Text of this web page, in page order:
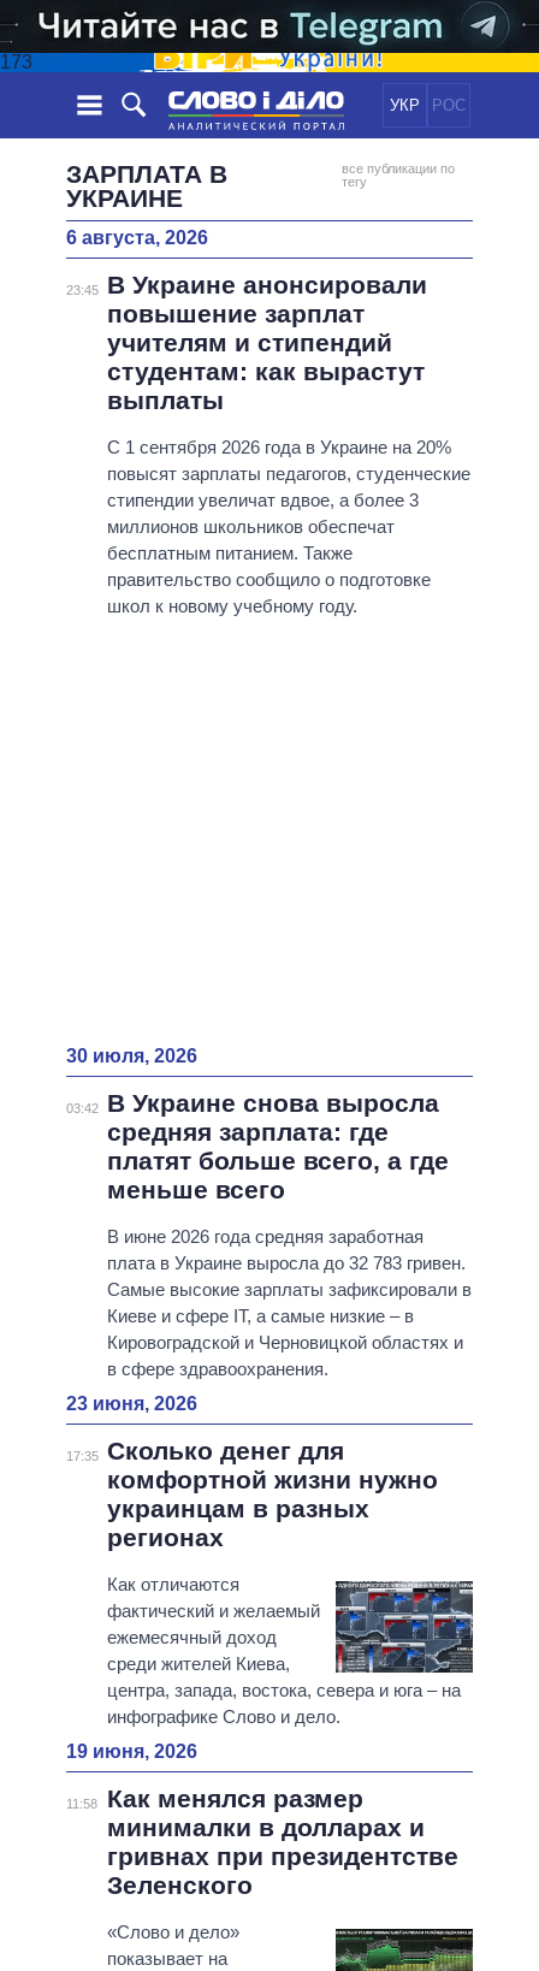
173
УКР РОС
НОВОСТИ
ЛЕНТА
СОБЫТИЯ
СТАТЬИ
ОБЗОРЫ
ДАЙДЖЕСТЫ
ПОЛИТИКА
ЭКОНОМИКА
ОБЩЕСТВО
МИР
ОБЕЩАНИЯ
ПОЛИТИКИ
ПРЕЗИДЕНТ И ОФИС
ВЕРХОВНАЯ РАДА
КАБИНЕТ МИНИСТРОВ
ГЛАВЫ ОБЛАДМИНИСТРАЦИЙ
МЭРЫ
ИНФОГРАФИКА
ВИДЕО
ПОДДЕРЖАТЬ
СРАВНЕНИЕ ПОЛИТИКОВ
ЗАРПЛАТА В
УКРАИНЕ
все публикации по
тегу
6 августа, 2026
23:45
В Украине анонсировали
повышение зарплат
учителям и стипендий
студентам: как вырастут
выплаты
С 1 сентября 2026 года в Украине на 20%
повысят зарплаты педагогов, студенческие
стипендии увеличат вдвое, а более 3
миллионов школьников обеспечат
бесплатным питанием. Также
правительство сообщило о подготовке
школ к новому учебному году.
30 июля, 2026
03:42
В Украине снова выросла
средняя зарплата: где
платят больше всего, а где
меньше всего
В июне 2026 года средняя заработная
плата в Украине выросла до 32 783 гривен.
Самые высокие зарплаты зафиксировали в
Киеве и сфере IT, а самые низкие – в
Кировоградской и Черновицкой областях и
в сфере здравоохранения.
23 июня, 2026
17:35 Сколько денег для
комфортной жизни нужно
украинцам в разных
регионах
Как отличаются
фактический и желаемый
ежемесячный доход
среди жителей Киева,
центра, запада, востока, севера и юга – на
инфографике Слово и дело.
19 июня, 2026
11:58
Как менялся размер
минималки в долларах и
гривнах при президентстве
Зеленского
«Слово и дело»
показывает на